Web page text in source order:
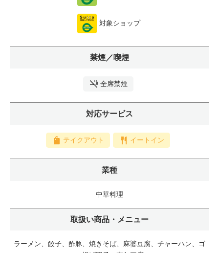
対象ショップ
禁煙／喫煙
全席禁煙
対応サービス
テイクアウト イートイン
業種
中華料理
取扱い商品・メニュー
ラーメン、餃子、酢豚、焼きそば、麻婆豆腐、チャーハン、ゴ